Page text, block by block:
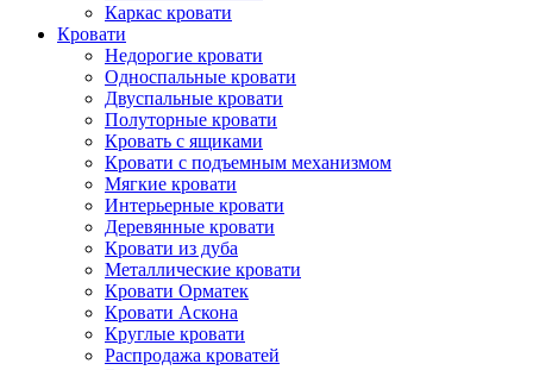
Каркас кровати
Кровати
Недорогие кровати
Односпальные кровати
Двуспальные кровати
Полуторные кровати
Кровать с ящиками
Кровати с подъемным механизмом
Мягкие кровати
Интерьерные кровати
Деревянные кровати
Кровати из дуба
Металлические кровати
Кровати Орматек
Кровати Аскона
Круглые кровати
Распродажа кроватей